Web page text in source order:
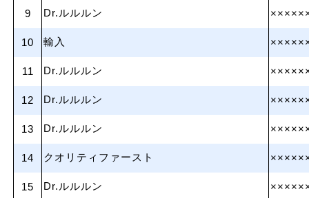
9 Dr.ルルルン
10 輸入
11 Dr.ルルルン
12 Dr.ルルルン
13 Dr.ルルルン
14 クオリティファースト
15 Dr.ルルルン